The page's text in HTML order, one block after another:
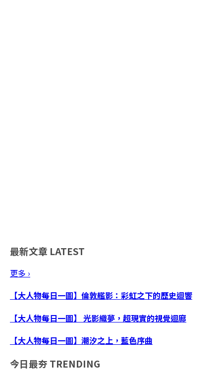
最新文章 LATEST
更多 ›
【大人物每日一圖】倫敦艦影：彩虹之下的歷史迴響
【大人物每日一圖】 光影織夢，超現實的視覺迴廊
【大人物每日一圖】潮汐之上，藍色序曲
今日最夯 TRENDING